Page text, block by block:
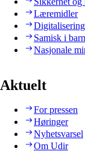
Læremidler
Digitalisering
Samisk i
Nasjonale
Aktuelt
For pressen
Høringer
Nyhetsvarsel
Om Udir